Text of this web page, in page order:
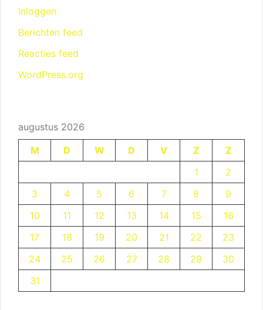
Inloggen
Berichten feed
Reacties feed
WordPress.org
augustus 2026
M
D W D V Z
Z
1
2
3
4 5 6 7 8
9
10
11 12 13 14 15
16
17
18 19 20 21 22
23
24
25 26 27 28 29
30
31